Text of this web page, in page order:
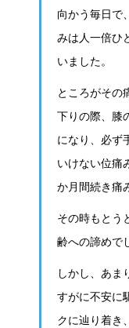
向かう毎日で
みは人一倍ひ
いました。
ところがその
下りの際、膝
になり、必ず
いけない位痛
か月間続き痛
その時もと
齢への諦めで
しかし、あま
すがに不安に
クに辿り着き